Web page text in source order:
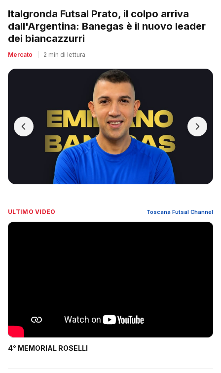
Italgronda Futsal Prato, il colpo arriva
dall'Argentina: Banegas è il nuovo leader
dei biancazzurri
Mercato 2 min di lettura
ULTIMO VIDEO Toscana Futsal Channel
4° MEMORIAL ROSELLI